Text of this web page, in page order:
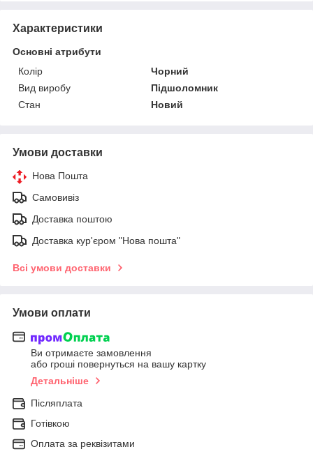
Характеристики
Основні атрибути
Колір
Чорний
Вид виробу
Підшоломник
Стан
Новий
Умови доставки
Нова Пошта
Самовивіз
Доставка поштою
Доставка кур'єром "Нова пошта"
Всі умови доставки
Умови оплати
Ви отримаєте замовлення
або гроші повернуться на вашу картку
Детальніше
Післяплата
Готівкою
Оплата за реквізитами